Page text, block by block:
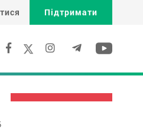
Підтримати